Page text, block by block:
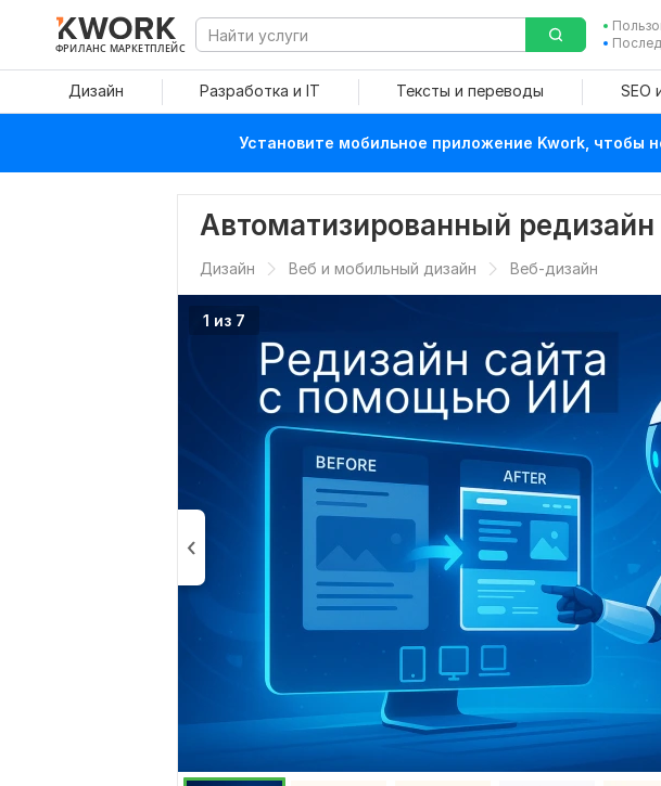
ФРИЛАНС МАРКЕТПЛЕЙС
Дизайн Разработка и IT Тексты и переводы SEO
Установите мобильное приложение Kwork, чтобы
Автоматизированный
Дизайн Веб и мобильный дизайн Веб-дизайн
1 из 7